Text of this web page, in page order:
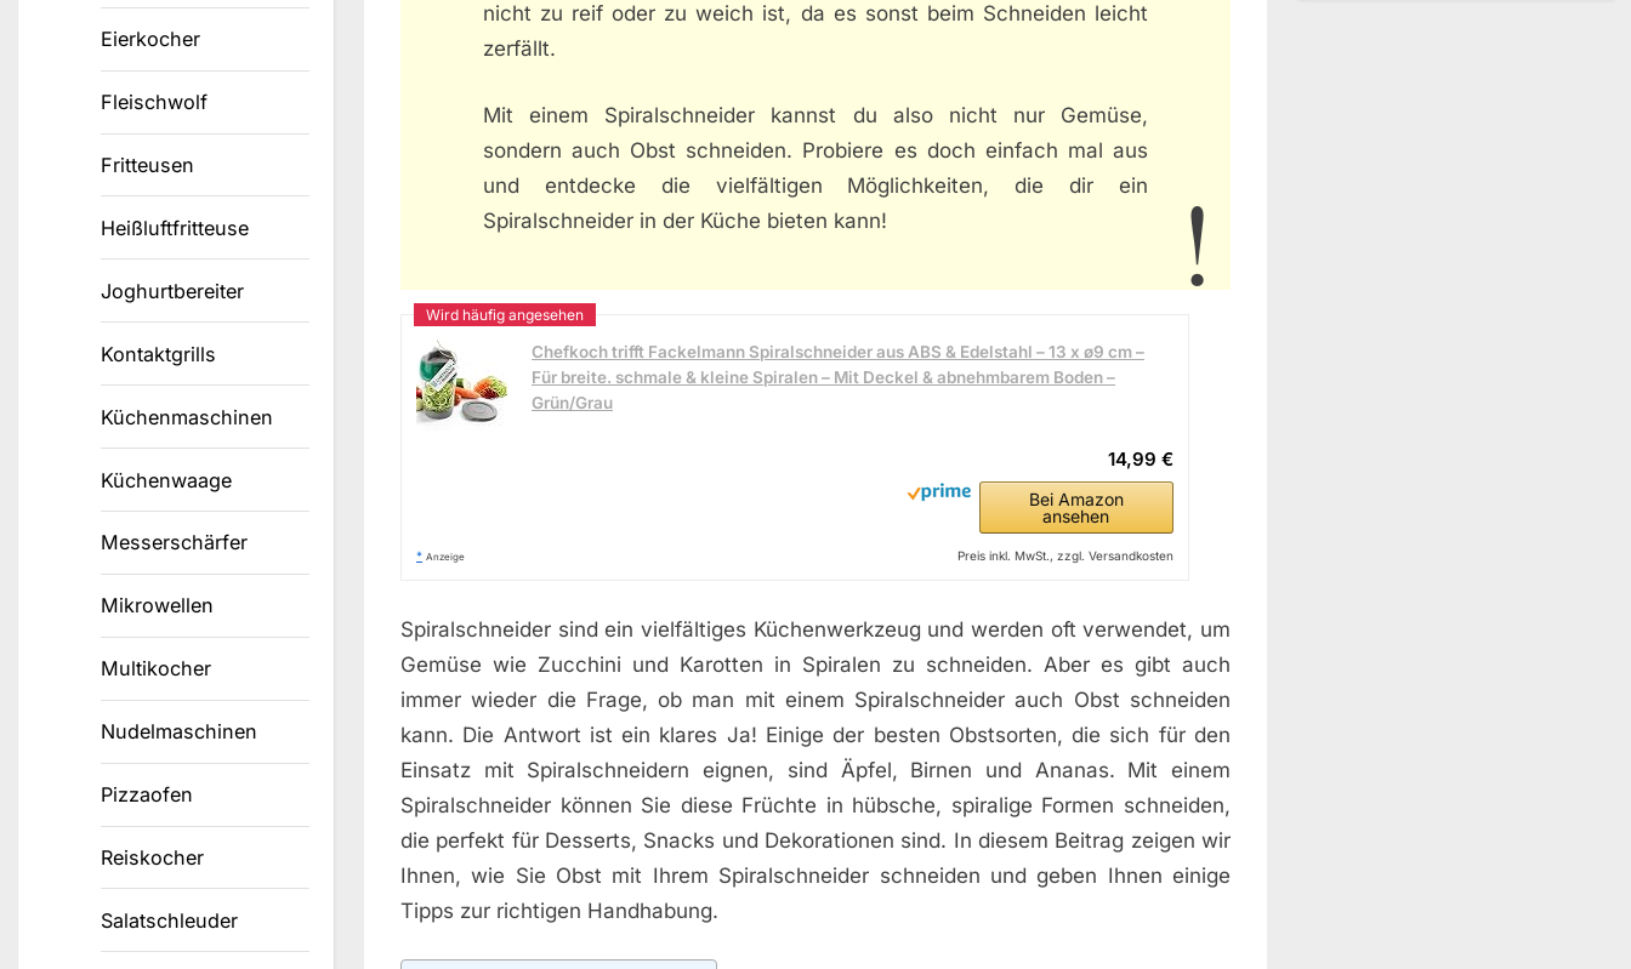
nicht zu reif oder zu weich ist, da es sonst beim Schneiden leicht
zerfällt.
Mit einem Spiralschneider kannst du also nicht nur Gemüse,
sondern auch Obst schneiden. Probiere es doch einfach mal aus
und entdecke die vielfältigen Möglichkeiten, die dir ein
Spiralschneider in der Küche bieten kann!
Chefkoch trifft Fackelmann Spiralschneider aus ABS & Edelstahl – 13 x ø9 cm –
Für breite. schmale & kleine Spiralen – Mit Deckel & abnehmbarem Boden –
Grün/Grau
14,99 €
Bei Amazon
ansehen
* Anzeige Preis inkl. MwSt., zzgl. Versandkosten
Spiralschneider sind ein vielfältiges Küchenwerkzeug und werden oft verwendet, um
Gemüse wie Zucchini und Karotten in Spiralen zu schneiden. Aber es gibt auch
immer wieder die Frage, ob man mit einem Spiralschneider auch Obst schneiden
kann. Die Antwort ist ein klares Ja! Einige der besten Obstsorten, die sich für den
Einsatz mit Spiralschneidern eignen, sind Äpfel, Birnen und Ananas. Mit einem
Spiralschneider können Sie diese Früchte in hübsche, spiralige Formen schneiden,
die perfekt für Desserts, Snacks und Dekorationen sind. In diesem Beitrag zeigen wir
Ihnen, wie Sie Obst mit Ihrem Spiralschneider schneiden und geben Ihnen einige
Tipps zur richtigen Handhabung.
Eierkocher
Fleischwolf
Fritteusen
Heißluftfritteuse
Joghurtbereiter
Kontaktgrills
Küchenmaschinen
Küchenwaage
Messerschärfer
Mikrowellen
Multikocher
Nudelmaschinen
Pizzaofen
Reiskocher
Salatschleuder